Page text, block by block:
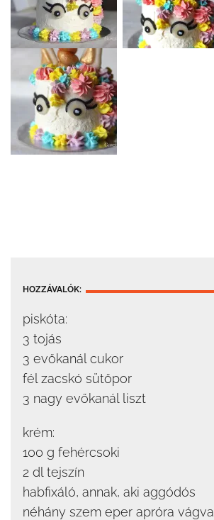
HOZZÁVALÓK:
piskóta:
3 tojás
3 evőkanál cukor
fél zacskó sütőpor
3 nagy evőkanál liszt
krém:
100 g fehércsoki
2 dl tejszín
habfixáló, annak, aki aggódós
néhány szem eper apróra vágva